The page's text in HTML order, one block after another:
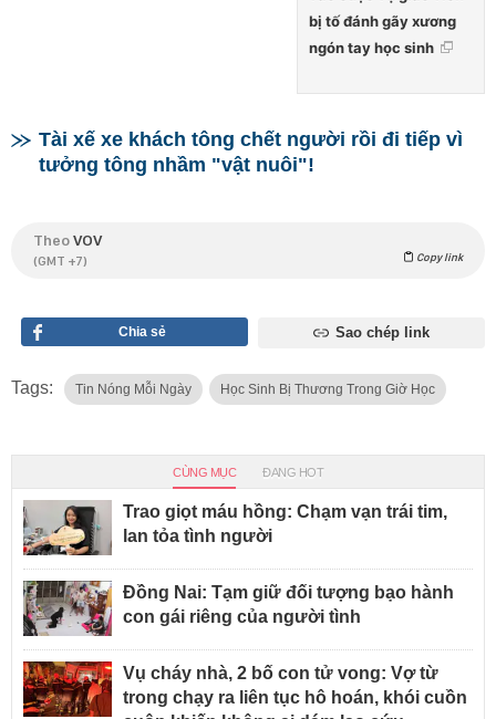
bị tố đánh gãy xương
ngón tay học sinh
Tài xế xe khách tông chết người rồi đi tiếp vì
tưởng tông nhầm "vật nuôi"!
TheoVOV
(GMT +7) Copy link
Chia sẻ Sao chép link
Tags: Tin Nóng Mỗi Ngày Học Sinh Bị Thương Trong Giờ Học
CÙNG MỤC ĐANG HOT
Trao giọt máu hồng: Chạm vạn trái tim,
lan tỏa tình người
Đồng Nai: Tạm giữ đối tượng bạo hành
con gái riêng của người tình
Vụ cháy nhà, 2 bố con tử vong: Vợ từ
trong chạy ra liên tục hô hoán, khói cuồn